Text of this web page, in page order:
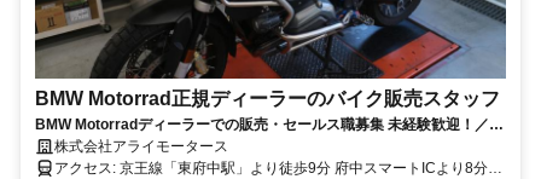
BMW Motorrad正規ディーラーのバイク販売スタッフ
BMW Motorradディーラーでの販売・セールス職募集 未経験歓迎！／株
式会社アライモータース
株式会社アライモータース
アクセス: 京王線「東府中駅」より徒歩9分 府中スマートICより8分